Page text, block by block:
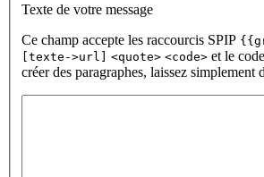
Texte de votre message
Ce champ accepte les raccourcis SPIP
[texte->url]
<quote> <code> et le
créer des paragraphes, laissez simplement